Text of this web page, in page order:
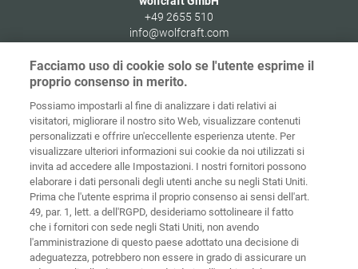
+49 2655 510
info@wolfcraft.com
56746 Kempenich
Germany
Home Contatti Colofone Tutela dei dati
CGC
Politiche sui
cookies Login
Dichiarazione
di accessibilità
Facciamo uso di cookie solo se l'utente esprime il
proprio consenso in merito.
Possiamo impostarli al fine di analizzare i dati relativi ai
visitatori, migliorare il nostro sito Web, visualizzare contenuti
personalizzati e offrire un'eccellente esperienza utente. Per
visualizzare ulteriori informazioni sui cookie da noi utilizzati si
invita ad accedere alle Impostazioni. I nostri fornitori possono
elaborare i dati personali degli utenti anche su negli Stati Uniti.
Prima che l'utente esprima il proprio consenso ai sensi dell'art.
49, par. 1, lett. a dell'RGPD, desideriamo sottolineare il fatto
che i fornitori con sede negli Stati Uniti, non avendo
l'amministrazione di questo paese adottato una decisione di
adeguatezza, potrebbero non essere in grado di assicurare un